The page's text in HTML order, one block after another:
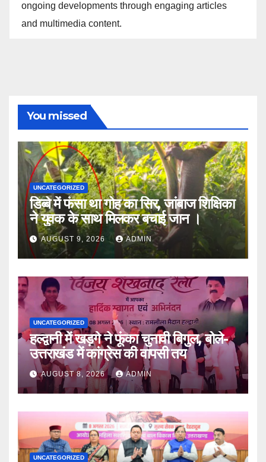
ongoing developments through engaging articles
and multimedia content.
You missed
UNCATEGORIZED
डिब्बे में फंसा था गोह का सिर, जांबाज शिक्षिका
ने युवक के साथ मिलकर बचाई जान ।
AUGUST 9, 2026 ADMIN
UNCATEGORIZED
हल्द्वानी में खड़गे ने फूंका चुनावी बिगुल, बोले-
उत्तराखंड में कांग्रेस की वापसी तय
AUGUST 8, 2026 ADMIN
UNCATEGORIZED